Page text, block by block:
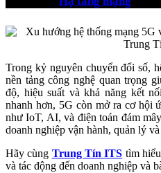
Trong kỷ nguyên chuyển đổi số,
nền tảng công nghệ quan trọng
độ, hiệu suất và khả năng kết
nhanh hơn, 5G còn mở ra cơ hội
như IoT, AI, và điện toán đám
doanh nghiệp vận hành, quản lý
Hãy cùng Trung Tín ITS tìm
và tác động đến doanh nghiệp và